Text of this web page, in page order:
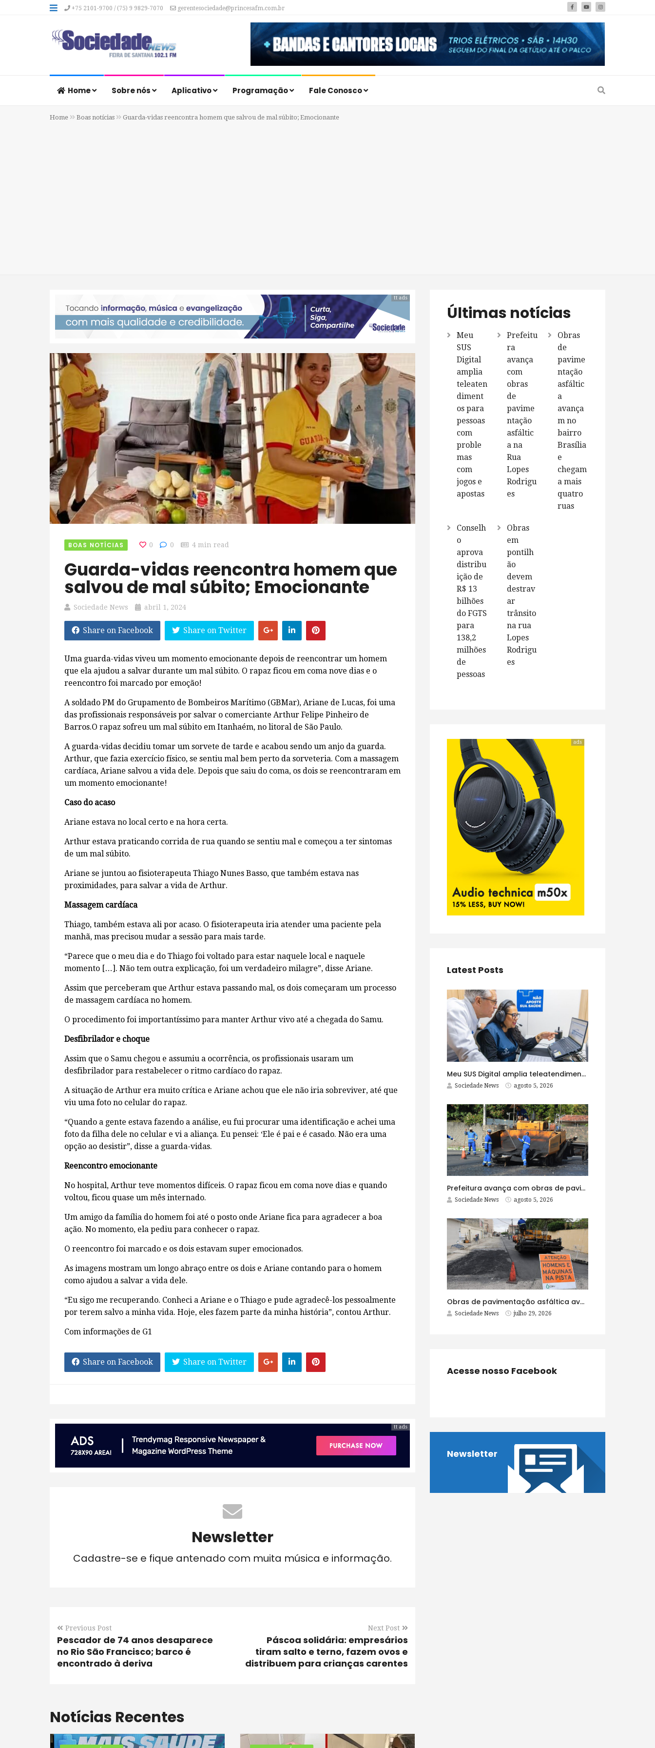
+75 2101-9700 / (75) 9 9829-7070 gerentesociedade@princesafm.com.br
Home Sobre nós Aplicativo Programação Fale Conosco
Home Boas notícias Guarda-vidas reencontra homem que salvou de mal súbito; Emocionante
tt ads
BOAS NOTÍCIAS 0 0 4 min read
Guarda-vidas reencontra homem que
salvou de mal súbito; Emocionante
Sociedade News abril 1, 2024
Share on Facebook Share on Twitter
Uma guarda-vidas viveu um momento emocionante depois de reencontrar um homem
que ela ajudou a salvar durante um mal súbito. O rapaz ficou em coma nove dias e o
reencontro foi marcado por emoção!
A soldado PM do Grupamento de Bombeiros Marítimo (GBMar), Ariane de Lucas, foi uma
das profissionais responsáveis por salvar o comerciante Arthur Felipe Pinheiro de
Barros.O rapaz sofreu um mal súbito em Itanhaém, no litoral de São Paulo.
A guarda-vidas decidiu tomar um sorvete de tarde e acabou sendo um anjo da guarda.
Arthur, que fazia exercício físico, se sentiu mal bem perto da sorveteria. Com a massagem
cardíaca, Ariane salvou a vida dele. Depois que saiu do coma, os dois se reencontraram em
um momento emocionante!
Caso do acaso
Ariane estava no local certo e na hora certa.
Arthur estava praticando corrida de rua quando se sentiu mal e começou a ter sintomas
de um mal súbito.
Ariane se juntou ao fisioterapeuta Thiago Nunes Basso, que também estava nas
proximidades, para salvar a vida de Arthur.
Massagem cardíaca
Thiago, também estava ali por acaso. O fisioterapeuta iria atender uma paciente pela
manhã, mas precisou mudar a sessão para mais tarde.
“Parece que o meu dia e do Thiago foi voltado para estar naquele local e naquele
momento […]. Não tem outra explicação, foi um verdadeiro milagre”, disse Ariane.
Assim que perceberam que Arthur estava passando mal, os dois começaram um processo
de massagem cardíaca no homem.
O procedimento foi importantíssimo para manter Arthur vivo até a chegada do Samu.
Desfibrilador e choque
Assim que o Samu chegou e assumiu a ocorrência, os profissionais usaram um
desfibrilador para restabelecer o ritmo cardíaco do rapaz.
A situação de Arthur era muito crítica e Ariane achou que ele não iria sobreviver, até que
viu uma foto no celular do rapaz.
“Quando a gente estava fazendo a análise, eu fui procurar uma identificação e achei uma
foto da filha dele no celular e vi a aliança. Eu pensei: ‘Ele é pai e é casado. Não era uma
opção ao desistir”, disse a guarda-vidas.
Reencontro emocionante
No hospital, Arthur teve momentos difíceis. O rapaz ficou em coma nove dias e quando
voltou, ficou quase um mês internado.
Um amigo da família do homem foi até o posto onde Ariane fica para agradecer a boa
ação. No momento, ela pediu para conhecer o rapaz.
O reencontro foi marcado e os dois estavam super emocionados.
As imagens mostram um longo abraço entre os dois e Ariane contando para o homem
como ajudou a salvar a vida dele.
“Eu sigo me recuperando. Conheci a Ariane e o Thiago e pude agradecê-los pessoalmente
por terem salvo a minha vida. Hoje, eles fazem parte da minha história”, contou Arthur.
Com informações de G1
Share on Facebook Share on Twitter
tt ads
Newsletter
Cadastre-se e fique antenado com muita música e informação.
Previous Post
Pescador de 74 anos desaparece
no Rio São Francisco; barco é
encontrado à deriva
Next Post
Páscoa solidária: empresários
tiram salto e terno, fazem ovos e
distribuem para crianças carentes
Notícias Recentes
Últimas notícias
Meu
SUS
Digital
amplia
teleaten
diment
os para
pessoas
com
proble
mas
com
jogos e
apostas
Prefeitu
ra
avança
com
obras
de
pavime
ntação
asfáltic
a na
Rua
Lopes
Rodrigu
es
Obras
de
pavime
ntação
asfáltic
a
avança
m no
bairro
Brasília
e
chegam
a mais
quatro
ruas
Conselh
o
aprova
distribu
ição de
R$ 13
bilhões
do FGTS
para
138,2
milhões
de
pessoas
Obras
em
pontilh
ão
devem
destrav
ar
trânsito
na rua
Lopes
Rodrigu
es
ads
Latest Posts
Meu SUS Digital amplia teleatendimentos para pessoas com problemas com jogos e apostas
Sociedade News agosto 5, 2026
Prefeitura avança com obras de pavimentação asfáltica na Rua Lopes Rodrigues
Sociedade News agosto 5, 2026
Obras de pavimentação asfáltica avançam no bairro Brasília e chegam a mais quatro ruas
Sociedade News julho 29, 2026
Acesse nosso Facebook
Newsletter